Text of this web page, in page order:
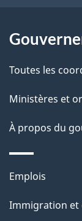
Toutes les
Ministères et
À propos du
Thèmes
sujets
Emplois
Immigration et